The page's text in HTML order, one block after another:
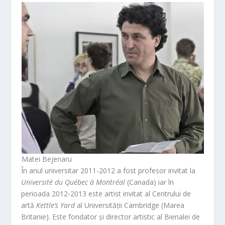
Matei Bejenaru
În anul universitar 2011-2012 a fost profesor invitat la
Université du Québec à Montréal (Canada) iar în
perioada 2012-2013 este artist invitat al Centrului de
artăKettle’s Yardal Universității Cambridge (Marea
Britanie). Este fondator și director artistic al Bienalei de